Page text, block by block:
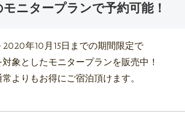
ニタープランで予約可能！
年10月15日までの期間限定で
象としたモニタープランを販売中！
よりもお得にご宿泊頂けます。